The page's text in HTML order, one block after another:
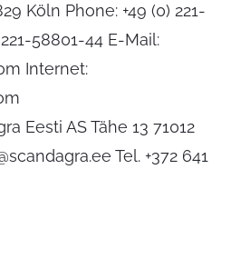
Köln Phone: +49 (0) 221-
58801-44 E-Mail:
Internet:
Eesti AS Tähe 13 71012
Tel. +372 641